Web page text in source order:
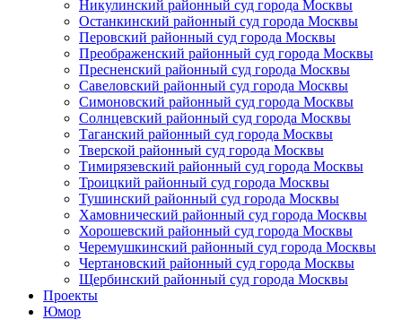
Никулинский районный суд города Москвы
Останкинский районный суд города Москвы
Перовский районный суд города Москвы
Преображенский районный суд города Москвы
Пресненский районный суд города Москвы
Савеловский районный суд города Москвы
Симоновский районный суд города Москвы
Солнцевский районный суд города Москвы
Таганский районный суд города Москвы
Тверской районный суд города Москвы
Тимирязевский районный суд города Москвы
Троицкий районный суд города Москвы
Тушинский районный суд города Москвы
Хамовнический районный суд города Москвы
Хорошевский районный суд города Москвы
Черемушкинский районный суд города Москвы
Чертановский районный суд города Москвы
Щербинский районный суд города Москвы
Проекты
Юмор